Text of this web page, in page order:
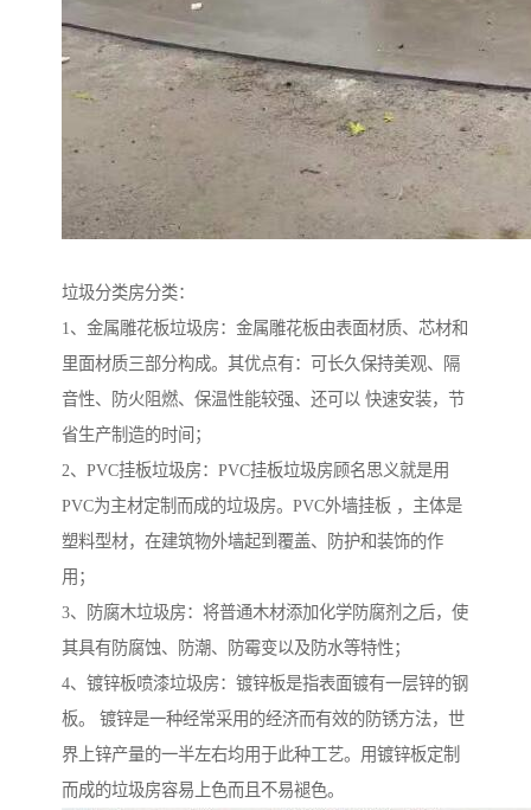
垃圾分类房分类：
1、金属雕花板垃圾房：金属雕花板由表面材质、芯材和
里面材质三部分构成。其优点有：可长久保持美观、隔
音性、防火阻燃、保温性能较强、还可以 快速安装，节
省生产制造的时间；
2、PVC挂板垃圾房：PVC挂板垃圾房顾名思义就是用
PVC为主材定制而成的垃圾房。PVC外墙挂板 ，主体是
塑料型材，在建筑物外墙起到覆盖、防护和装饰的作
用；
3、防腐木垃圾房：将普通木材添加化学防腐剂之后，使
其具有防腐蚀、防潮、防霉变以及防水等特性；
4、镀锌板喷漆垃圾房：镀锌板是指表面镀有一层锌的钢
板。 镀锌是一种经常采用的经济而有效的防锈方法，世
界上锌产量的一半左右均用于此种工艺。用镀锌板定制
而成的垃圾房容易上色而且不易褪色。